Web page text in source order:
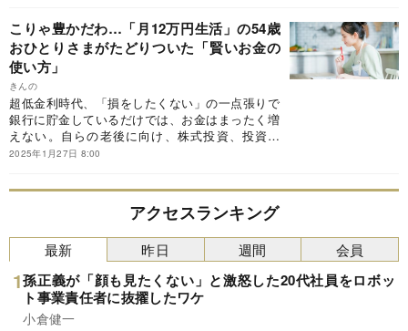
ま。古い団地で見つけた私らしい暮らし』（扶桑
社）の一部を抜粋・編集したものです。
こりゃ豊かだわ…「月12万円生活」の54歳
おひとりさまがたどりついた「賢いお金の
使い方」
きんの
超低金利時代、「損をしたくない」の一点張りで
銀行に貯金しているだけでは、お金はまったく増
えない。自らの老後に向け、株式投資、投資信
託、純金積立、iDeCo、NISAなどの資産形成に取
ー活用法とは――。本稿は、きんの『54歳おひと
りさま。古い団地で見つけた私らしい暮らし』
（扶桑社）の一部を抜粋・編集したものです。
2025年1月27日 8:00
アクセスランキング
最新
孫正義が「顔も見たくない」と激怒した20代社員をロボッ
ト事業責任者に抜擢したワケ
小倉健一
昨日 週間 会員